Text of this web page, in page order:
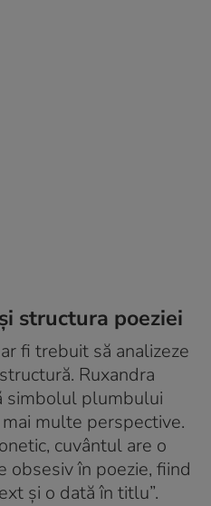
structura poeziei
fi trebuit să analizeze
Ruxandra
simbolul plumbului
multe perspective.
cuvântul are o
obsesiv în poezie, fiind
și o dată în titlu”.